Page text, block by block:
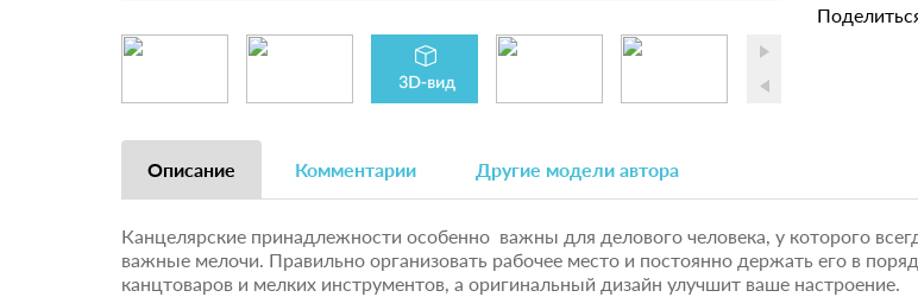
Описание Комментарии Другие модели автора
Канцелярские принадлежности особенно важны для делового человека, у которого
важные мелочи. Правильно организовать рабочее место и постоянно держать его в
канцтоваров и мелких инструментов, а оригинальный дизайн улучшит ваше настроение.